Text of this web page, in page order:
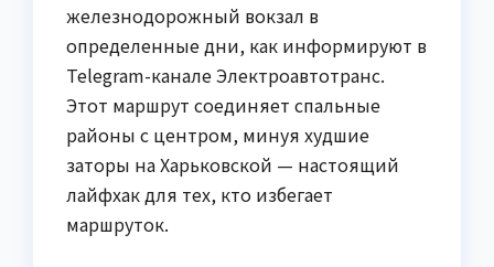
железнодорожный вокзал в
определенные дни, как информируют в
Telegram-канале Электроавтотранс.
Этот маршрут соединяет спальные
районы с центром, минуя худшие
заторы на Харьковской — настоящий
лайфхак для тех, кто избегает
маршруток.